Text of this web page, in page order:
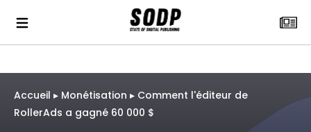
Accueil ▸ Monétisation ▸ Comment l'éditeur de
RollerAds a gagné 60 000 $